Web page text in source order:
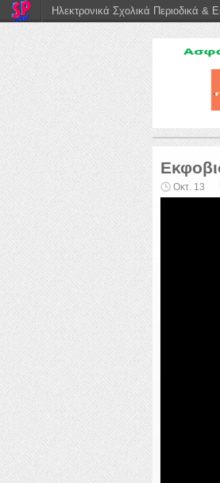
Οκτ. 13
Ηλεκτρονικά Σχολικά Περιοδικά &